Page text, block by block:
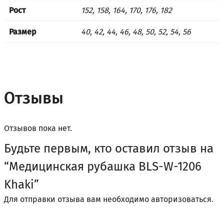
Рост 152, 158, 164, 170, 176, 182
Размер 40, 42, 44, 46, 48, 50, 52, 54, 56
Отзывы
Отзывов пока нет.
Будьте первым, кто оставил отзыв на
“Медицинская рубашка BLS-W-1206
Khaki”
Для отправки отзыва вам необходимо авторизоваться.